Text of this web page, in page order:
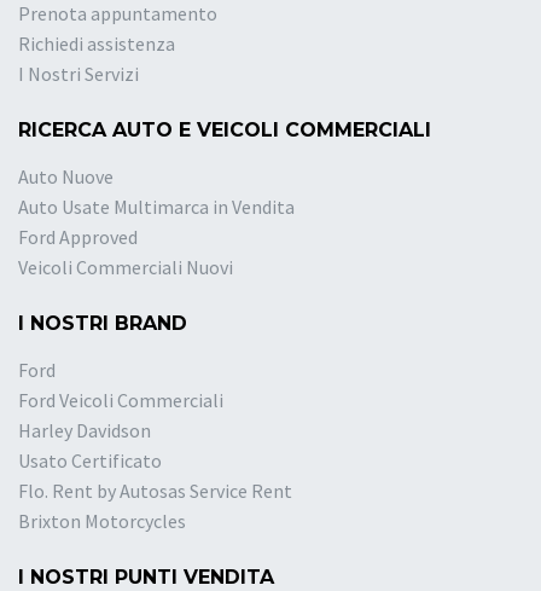
Prenota appuntamento
Richiedi assistenza
I Nostri Servizi
RICERCA AUTO E VEICOLI COMMERCIALI
Auto Nuove
Auto Usate Multimarca in Vendita
Ford Approved
Veicoli Commerciali Nuovi
I NOSTRI BRAND
Ford
Ford Veicoli Commerciali
Harley Davidson
Usato Certificato
Flo. Rent by Autosas Service Rent
Brixton Motorcycles
I NOSTRI PUNTI VENDITA